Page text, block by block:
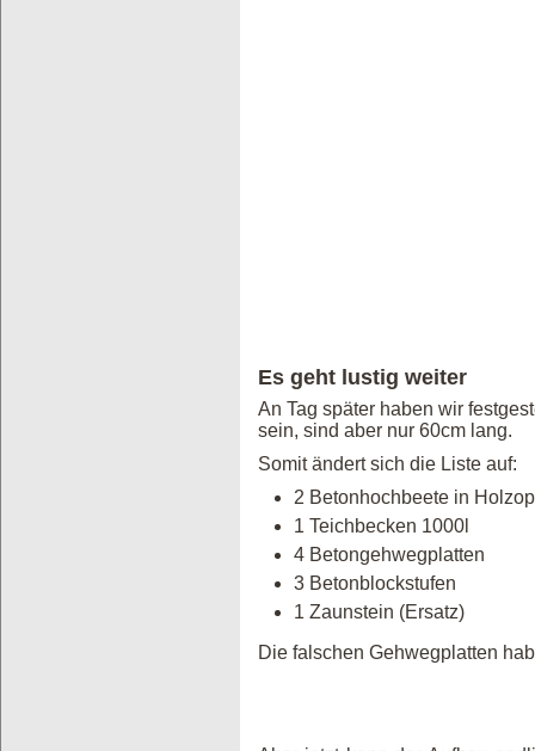
Es geht lustig weiter
An Tag später haben wir
sein, sind aber nur 60cm lang.
Somit ändert sich die Liste auf:
2 Betonhochbeete in
1 Teichbecken 1000l
4 Betongehwegplatten
3 Betonblockstufen
1 Zaunstein (Ersatz)
Die falschen Gehwegplatten